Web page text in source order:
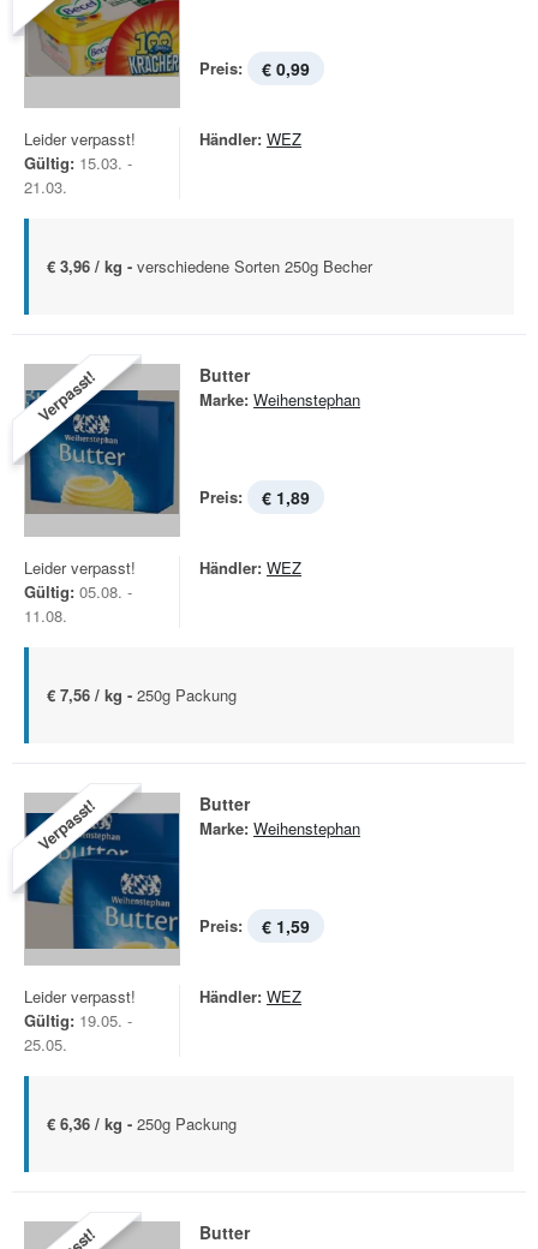
Preis: € 0,99
Leider verpasst!
Gültig: 15.03. -
21.03.
Händler: WEZ
€ 3,96 / kg - verschiedene Sorten 250g Becher
Verpasst! Butter
Marke: Weihenstephan
Preis: € 1,89
Leider verpasst!
Gültig: 05.08. -
11.08.
Händler: WEZ
€ 7,56 / kg - 250g Packung
Verpasst! Butter
Marke: Weihenstephan
Preis: € 1,59
Leider verpasst!
Gültig: 19.05. -
25.05.
Händler: WEZ
€ 6,36 / kg - 250g Packung
Butter